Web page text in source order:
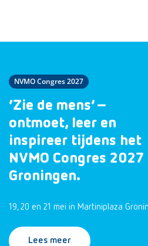
NVMO Congres 2027
‘Zie de mens’ –
ontmoet, leer en
inspireer tijdens het
NVMO Congres 2027
Groningen.
19, 20 en 21 mei in Martiniplaza
Lees meer